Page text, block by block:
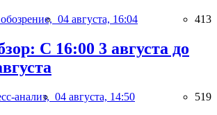
04 августа, 16:04 413
С 16:00 3 августа до
анализ, 04 августа, 14:50 519